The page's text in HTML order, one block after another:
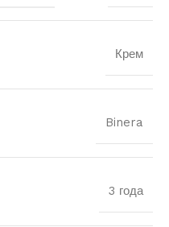
Крем
Binera
3 года